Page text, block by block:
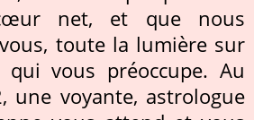
net, et que nous
toute la lumière sur
vous préoccupe. Au
une voyante, astrologue